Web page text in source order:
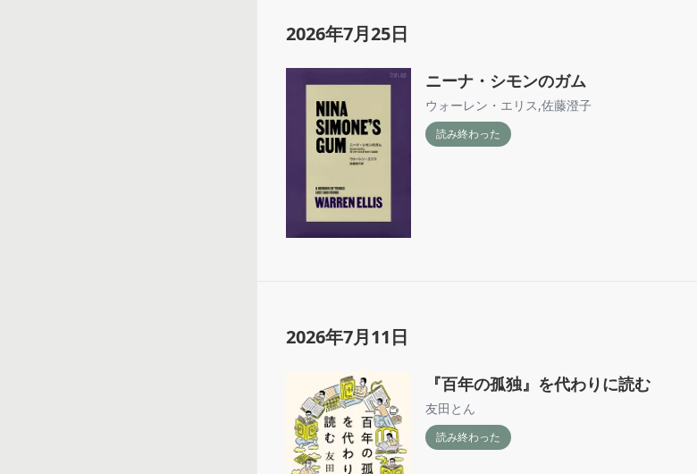
2026年7月25日
ニーナ・シモンのガム
ウォーレン・エリス,佐藤澄子
読み終わった
2026年7月11日
『百年の孤独』を代わりに読む
友田とん
読み終わった